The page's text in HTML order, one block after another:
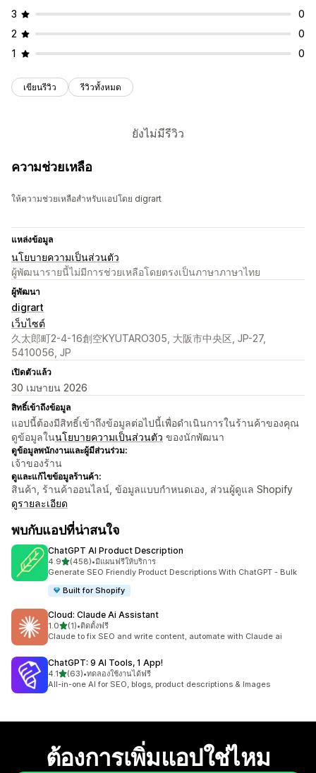
3
0
2
0
1
0
เขียนรีวิว รีวิวทั้งหมด
ยังไม่มีรีวิว
ความช่วยเหลือ
ให้ความช่วยเหลือสำหรับแอปโดย digrart
แหล่งข้อมูล
นโยบายความเป็นส่วนตัว
ผู้พัฒนารายนี้ไม่มีการช่วยเหลือโดยตรงเป็นภาษาภาษาไทย
ผู้พัฒนา
digrart
เว็บไซต์
久太郎町2-4-16創空KYUTARO305, 大阪市中央区, JP-27,
5410056, JP
เปิดตัวแล้ว
30 เมษายน 2026
สิทธิ์เข้าถึงข้อมูล
แอปนี้ต้องมีสิทธิ์เข้าถึงข้อมูลต่อไปนี้เพื่อดำเนินการในร้านค้าของคุณ
ดูข้อมูลในนโยบายความเป็นส่วนตัว ของนักพัฒนา
ดูข้อมูลพนักงานและผู้มีส่วนร่วม:
เจ้าของร้าน
ดูและแก้ไขข้อมูลร้านค้า:
สินค้า, ร้านค้าออนไลน์, ข้อมูลแบบกำหนดเอง, ส่วนผู้ดูแล Shopify
ดูรายละเอียด
พบกับแอปที่น่าสนใจ
ChatGPT AI Product Description
4.9เต็ม 5 ดาว
(458)
ทั้งหมด 458 รีวิว
•มีแผนฟรีให้บริการ
Generate SEO Friendly Product Descriptions With ChatGPT - Bulk
Built for Shopify
Cloud: Claude Ai Assistant
1.0เต็ม 5 ดาว
(1)
ทั้งหมด 1 รีวิว
•ติดตั้งฟรี
Claude to fix SEO and write content, automate with Claude ai
ChatGPT: 9 AI Tools, 1 App!
4.1เต็ม 5 ดาว
(63)
ทั้งหมด 63 รีวิว
•ทดลองใช้งานได้ฟรี
All-in-one AI for SEO, blogs, product descriptions & Images
ต้องการเพิ่มแอปใช่ไหม